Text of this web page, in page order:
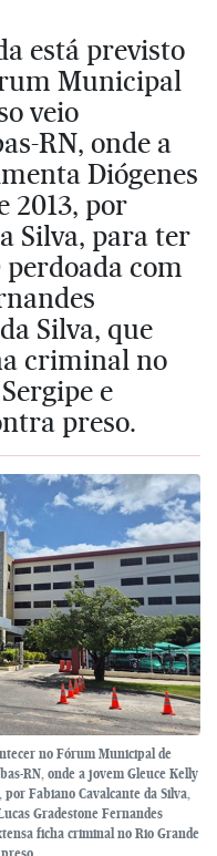
está previsto
Municipal
veio
RN, onde a
Diógenes
2013, por
Silva, para ter
com
Silva, que
criminal no
e
preso.
no Fórum Municipal de
RN, onde a jovem Gleuce Kelly
Fabiano Cavalcante da Silva,
Gradestone Fernandes
ficha criminal no Rio Grande